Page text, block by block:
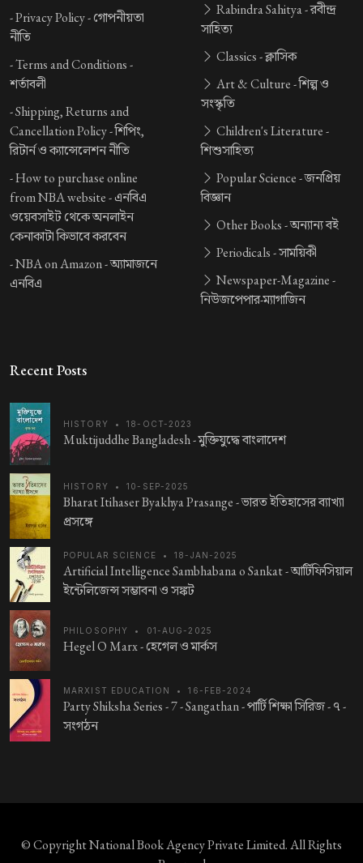
-Privacy Policy -গোপনীয়তা
নীতি
-Terms and Conditions -
শর্তাবলী
-Shipping, Returns and
Cancellation Policy -শিপিং,
রিটার্ন ও ক্যান্সেলেশন নীতি
-How to purchase online
from NBA website -এনবিএ
ওয়েবসাইট থেকে অনলাইন
কেনাকাটা কিভাবে করবেন
-NBA on Amazon -অ্যামাজনে
এনবিএ
Rabindra Sahitya -রবীন্দ্র
সাহিত্য
Classics -ক্লাসিক
Art & Culture -শিল্প ও
সংস্কৃতি
Children's Literature -
শিশুসাহিত্য
Popular Science -জনপ্রিয়
বিজ্ঞান
Other Books -অন্যান্য বই
Periodicals -সাময়িকী
Newspaper-Magazine -
নিউজপেপার-ম্যাগাজিন
Recent Posts
HISTORY • 18-OCT-2023
Muktijuddhe Bangladesh -মুক্তিযুদ্ধে বাংলাদেশ
HISTORY • 10-SEP-2025
Bharat Itihaser Byakhya Prasange -ভারত ইতিহাসের ব্যাখ্যা
প্রসঙ্গে
POPULAR SCIENCE • 18-JAN-2025
Artificial Intelligence Sambhabana o Sankat -আর্টিফিসিয়াল
ইন্টেলিজেন্স সম্ভাবনা ও সঙ্কট
PHILOSOPHY • 01-AUG-2025
Hegel O Marx -হেগেল ও মার্কস
MARXIST EDUCATION • 16-FEB-2024
Party Shiksha Series - 7 - Sangathan -পার্টি শিক্ষা সিরিজ - ৭ -
সংগঠন
© CopyrightNational Book Agency Private Limited. All Rights